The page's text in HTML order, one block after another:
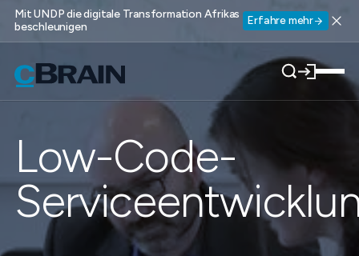
Mit UNDP die digitale Transformation Afrikas
beschleunigen
Erfahre mehr
Low-Code-